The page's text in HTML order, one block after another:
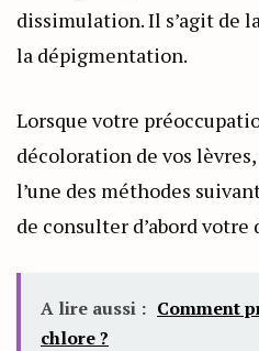
dissimulation. Il s’agit de
la dépigmentation.
Lorsque votre
décoloration de vos
l’une des méthodes
de consulter d’abord
A lire aussi : Comment
chlore ?